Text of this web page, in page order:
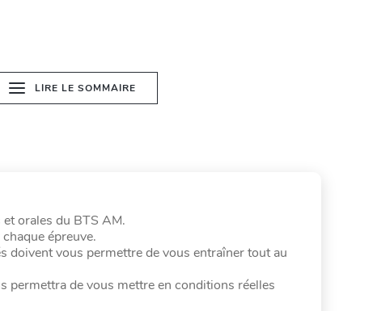
LIRE LE SOMMAIRE
orales du BTS AM.
épreuve.
doivent vous permettre de vous entraîner tout au
permettra de vous mettre en conditions réelles